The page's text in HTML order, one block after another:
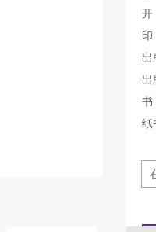
出
出
纸